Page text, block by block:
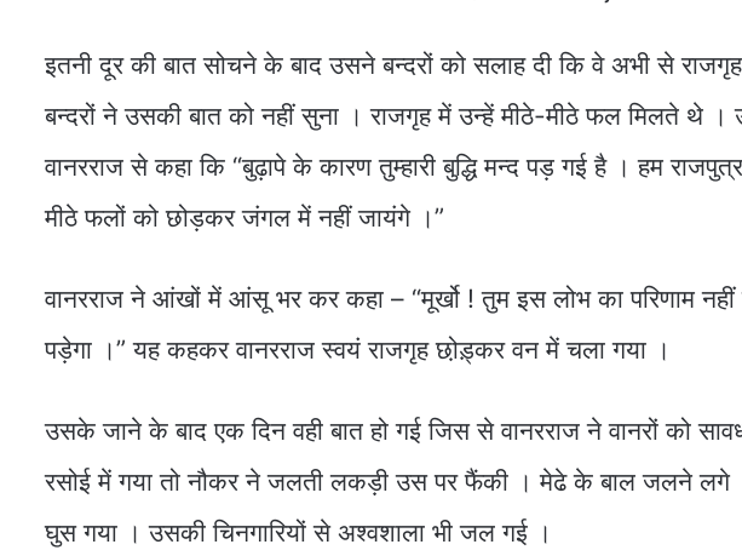
इतनी दूर की बात सोचने के बाद उसने बन्दरों को सलाह दी कि वे अभी से
बन्दरों ने उसकी बात को नहीं सुना । राजगृह में उन्हें मीठे-मीठे फल मिलते थे
वानरराज से कहा कि “बुढ़ापे के कारण तुम्हारी बुद्धि मन्द पड़ गई है । हम
मीठे फलों को छोड़कर जंगल में नहीं जायंगे ।”
वानरराज ने आंखों में आंसू भर कर कहा – “मूर्खो ! तुम इस लोभ का परिणाम
पड़ेगा ।” यह कहकर वानरराज स्वयं राजगृह छो़ड़्कर वन में चला गया ।
उसके जाने के बाद एक दिन वही बात हो गई जिस से वानरराज ने वानरों को
रसोई में गया तो नौकर ने जलती लकड़ी उस पर फैंकी । मेढे के बाल जलने लगे
घुस गया । उसकी चिनगारियों से अश्‍वशाला भी जल गई ।